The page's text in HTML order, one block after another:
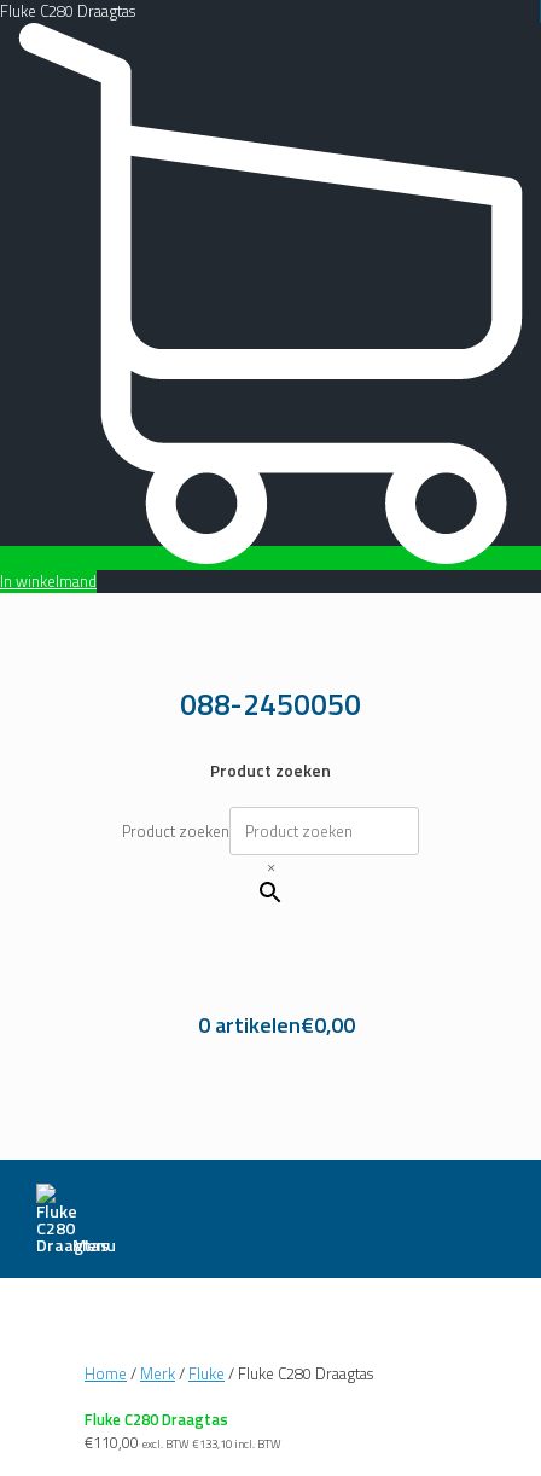
Fluke C280 Draagtas
In winkelmand
088-2450050
Product zoeken
Product zoeken
×
0 artikelen€0,00
Menu
Home / Merk/ Fluke / Fluke C280 Draagtas
Fluke C280 Draagtas
€110,00 excl. BTW €133,10 incl. BTW